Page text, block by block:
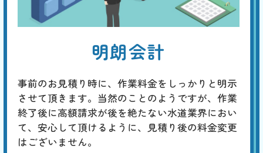
明朗会計
事前のお見積り時に、作業料金をしっかりと明示
させて頂きます。当然のことのようですが、作業
終了後に高額請求が後を絶たない水道業界におい
て、安心して頂けるように、見積り後の料金変更
はございません。